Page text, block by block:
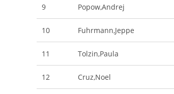
9 Popow,Andrej
10 Fuhrmann,Jeppe
11 Tolzin,Paula
12 Cruz,Noel